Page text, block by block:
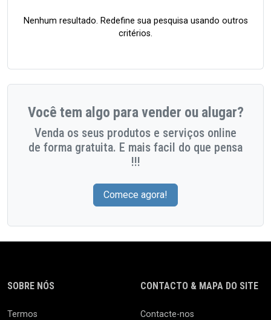
Nenhum resultado. Redefine sua pesquisa usando outros
critérios.
Você tem algo para vender ou alugar?
Venda os seus produtos e serviços online
de forma gratuita. E mais facil do que pensa
!!!
Comece agora!
SOBRE NÓS
Termos
CONTACTO & MAPA DO SITE
Contacte-nos